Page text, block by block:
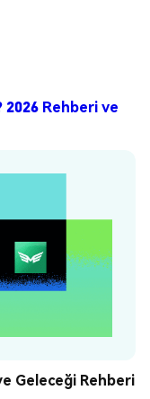
Rehberi ve
Geleceği Rehberi